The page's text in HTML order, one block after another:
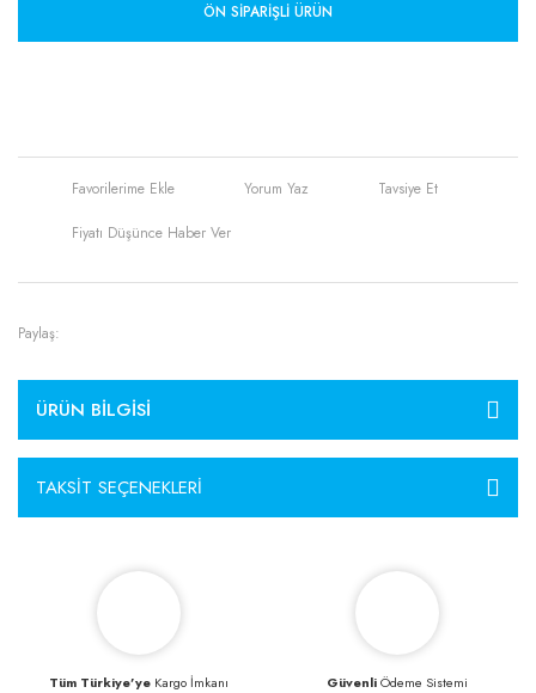
ÖN SIPARIŞLI ÜRÜN
Yorum Yaz Tavsiye Et
Fiyatı Düşünce Haber Ver
Paylaş:
ÜRÜN BILGISI
TAKSIT SEÇENEKLERI
Tüm Türkiye’yeKargo İmkanı GüvenliÖdeme Sistemi